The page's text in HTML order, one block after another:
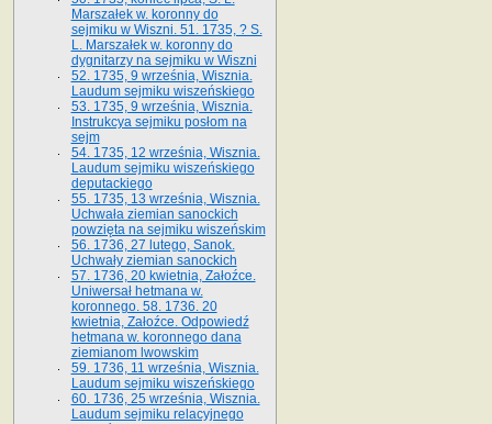
Marszałek w. koronny do
sejmiku w Wiszni. 51. 1735, ? S.
L. Marszałek w. koronny do
dygnitarzy na sejmiku w Wiszni
52. 1735, 9 września, Wisznia.
Laudum sejmiku wiszeńskiego
53. 1735, 9 września, Wisznia.
Instrukcya sejmiku posłom na
sejm
54. 1735, 12 września, Wisznia.
Laudum sejmiku wiszeńskiego
deputackiego
55. 1735, 13 września, Wisznia.
Uchwała ziemian sanockich
powzięta na sejmiku wiszeńskim
56. 1736, 27 lutego, Sanok.
Uchwały ziemian sanockich
57. 1736, 20 kwietnia, Załoźce.
Uniwersał hetmana w.
koronnego. 58. 1736. 20
kwietnia, Załoźce. Odpowiedź
hetmana w. koronnego dana
ziemianom lwowskim
59. 1736, 11 września, Wisznia.
Laudum sejmiku wiszeńskiego
60. 1736, 25 września, Wisznia.
Laudum sejmiku relacyjnego